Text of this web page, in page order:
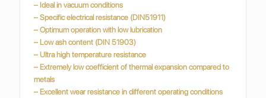
– Ideal in vacuum conditions
– Specific electrical resistance (DIN51911)
– Optimum operation with low lubrication
– Low ash content (DIN 51903)
– Ultra high temperature resistance
– Extremely low coefficient of thermal expansion compared to
metals
– Excellent wear resistance in different operating conditions